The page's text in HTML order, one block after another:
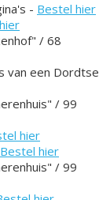
- Bestel hier
/ 68
van een Dordtse
/ 99
hier
Bestel hier
/ 99